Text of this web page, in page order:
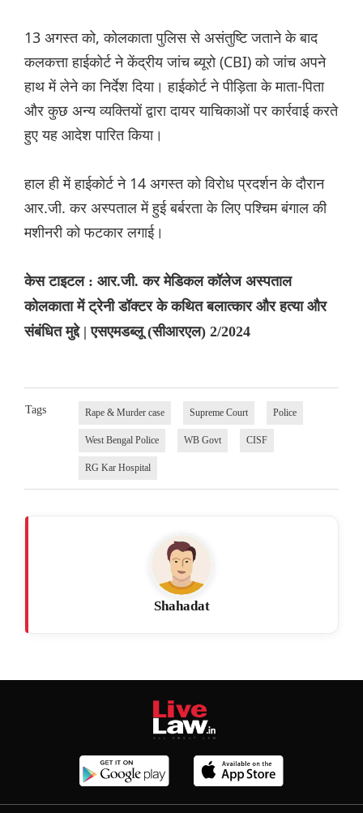
13 अगस्त को, कोलकाता पुलिस से असंतुष्टि जताने के बाद
कलकत्ता हाईकोर्ट ने केंद्रीय जांच ब्यूरो (CBI) को जांच अपने
हाथ में लेने का निर्देश दिया। हाईकोर्ट ने पीड़िता के माता-पिता
और कुछ अन्य व्यक्तियों द्वारा दायर याचिकाओं पर कार्रवाई करते
हुए यह आदेश पारित किया।
हाल ही में हाईकोर्ट ने 14 अगस्त को विरोध प्रदर्शन के दौरान
आर.जी. कर अस्पताल में हुई बर्बरता के लिए पश्चिम बंगाल की
मशीनरी को फटकार लगाई।
केस टाइटल : आर.जी. कर मेडिकल कॉलेज अस्पताल
कोलकाता में ट्रेनी डॉक्टर के कथित बलात्कार और हत्या और
संबंधित मुद्दे | एसएमडब्लू (सीआरएल) 2/2024
Tags Rape & Murder case Supreme Court Police
West Bengal Police WB Govt CISF
RG Kar Hospital
Shahadat